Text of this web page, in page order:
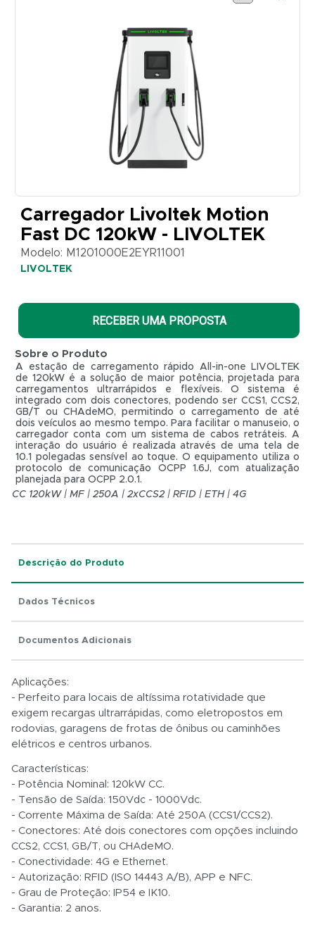
M1201000E2EYR11001
Carregador Livoltek Motion
Fast DC 120kW - LIVOLTEK
Modelo: M1201000E2EYR11001
LIVOLTEK
RECEBER UMA PROPOSTA
R$ 0,01
Total:
R$ 0,01
Sobre o Produto
A estação de carregamento rápido All-in-one LIVOLTEK
de 120kW é a solução de maior potência, projetada para
carregamentos ultrarrápidos e flexíveis. O sistema é
integrado com dois conectores, podendo ser CCS1, CCS2,
GB/T ou CHAdeMO, permitindo o carregamento de até
dois veículos ao mesmo tempo. Para facilitar o manuseio, o
carregador conta com um sistema de cabos retráteis. A
interação do usuário é realizada através de uma tela de
10.1 polegadas sensível ao toque. O equipamento utiliza o
protocolo de comunicação OCPP 1.6J, com atualização
planejada para OCPP 2.0.1.
CC 120kW | MF | 250A | 2xCCS2 | RFID | ETH | 4G
Descrição do Produto
Dados Técnicos
Documentos Adicionais
Aplicações:
- Perfeito para locais de altíssima rotatividade que
exigem recargas ultrarrápidas, como eletropostos em
rodovias, garagens de frotas de ônibus ou caminhões
elétricos e centros urbanos.
Características:
- Potência Nominal: 120kW CC.
- Tensão de Saída: 150Vdc - 1000Vdc.
- Corrente Máxima de Saída: Até 250A (CCS1/CCS2).
- Conectores: Até dois conectores com opções incluindo
CCS2, CCS1, GB/T, ou CHAdeMO.
- Conectividade: 4G e Ethernet.
- Autorização: RFID (ISO 14443 A/B), APP e NFC.
- Grau de Proteção: IP54 e IK10.
- Garantia: 2 anos.